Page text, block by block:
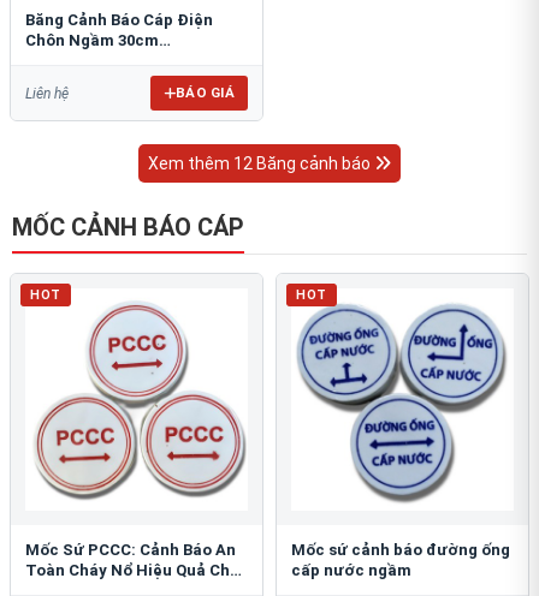
Băng Cảnh Báo Cáp Điện
Chôn Ngầm 30cm
Liên hệ BÁO GIÁ
Xem thêm 12 Băng cảnh báo
MỐC CẢNH BÁO CÁP
HOT
Mốc Sứ PCCC: Cảnh Báo An
Toàn Cháy Nổ Hiệu Quả Cho
HOT
Mốc sứ cảnh báo đường ống
cấp nước ngầm